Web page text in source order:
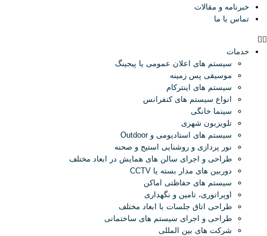
خبرنامه و مقالات
تماس با ما
خدمات
سیستم های اعلان عمومی یا پیجینگ
موسیقی پس زمینه
سیستم های اینترکام
انواع سیستم های کنفرانس
سینما خانگی
تلویزیون شهری
سیستم های استادیومی و Outdoor
نور پردازی و روشنایی استیج و صحنه
طراحی و اجرای سالن های همایش در ابعاد مختلف
دوربین های مدار بسته یا CCTV
سیستم های حفاظتی اماکن
اوپراتوری، تامین و نگهداری
طراحی اتاق جلسات با ابعاد مختلف
طراحی و اجرای سیستم های ساختمانی
شرکت های بین المللی